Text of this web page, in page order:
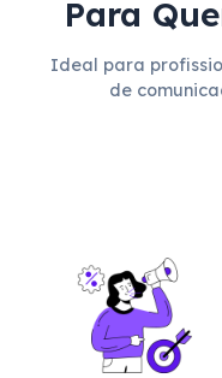
Para
Ideal para
de